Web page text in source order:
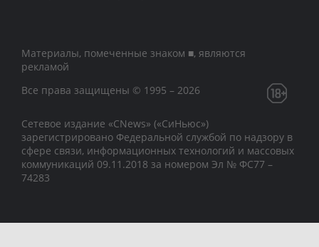
Материалы, помеченные знаком ■, являются
рекламой
Все права защищены © 1995 – 2026
Сетевое издание «CNews» («СиНьюс»)
зарегистрировано Федеральной службой по надзору в
сфере связи, информационных технологий и массовых
коммуникаций 09.11.2018 за номером Эл № ФС77 –
74283